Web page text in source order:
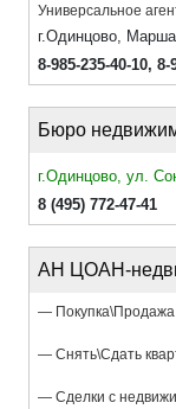
Универсальное
г.Одинцово,
8-985-235-40-10, 8-
Бюро
г.Одинцово, ул.
8 (495) 772-47-41
АН ЦОАН-
— Покупка\Продажа
— Снять\Сдать
— Сделки с